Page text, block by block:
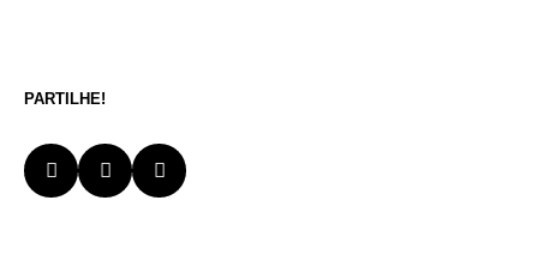
PARTILHE!